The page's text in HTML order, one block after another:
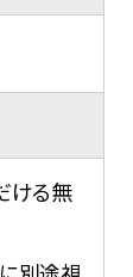
ける無